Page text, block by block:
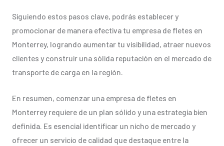
Siguiendo estos pasos clave, podrás establecer y
promocionar de manera efectiva tu empresa de fletes en
Monterrey, logrando aumentar tu visibilidad, atraer nuevos
clientes y construir una sólida reputación en el mercado de
transporte de carga en la región.
En resumen, comenzar una empresa de fletes en
Monterrey requiere de un plan sólido y una estrategia bien
definida. Es esencial identificar un nicho de mercado y
ofrecer un servicio de calidad que destaque entre la